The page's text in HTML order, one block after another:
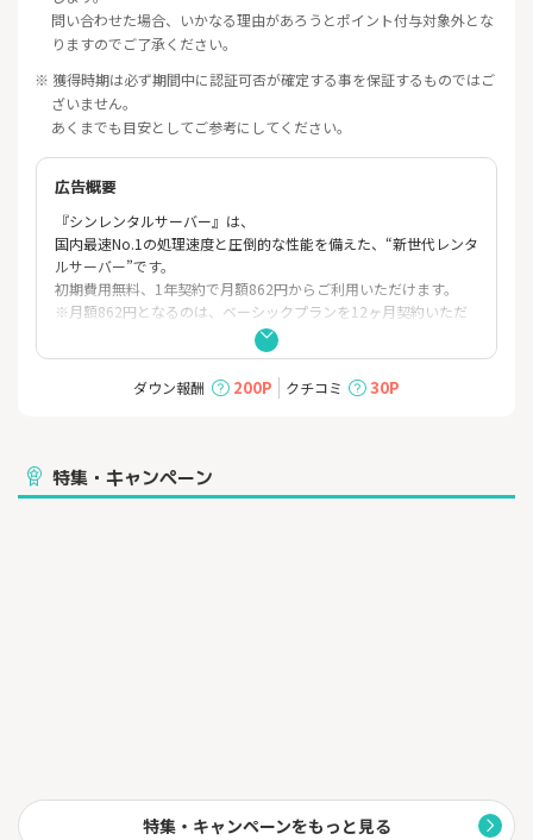
問い合わせた場合、いかなる理由があろうとポイント付与対象外とな
りますのでご了承ください。
※ 獲得時期は必ず期間中に認証可否が確定する事を保証するものではご
ざいません。
あくまでも目安としてご参考にしてください。
広告概要
『シンレンタルサーバー』は、
国内最速No.1の処理速度と圧倒的な性能を備えた、“新世代レンタ
ルサーバー”です。
初期費用無料、1年契約で月額862円からご利用いただけます。
※月額862円となるのは、ベーシックプランを12ヶ月契約いただ
■サービスの特長
・全ストレージに高速インターフェース「NVMe」採用
・独自ドメインが永久無料
ダウン報酬 200P クチコミ 30P
特集・キャンペーン
特集・キャンペーンをもっと見る